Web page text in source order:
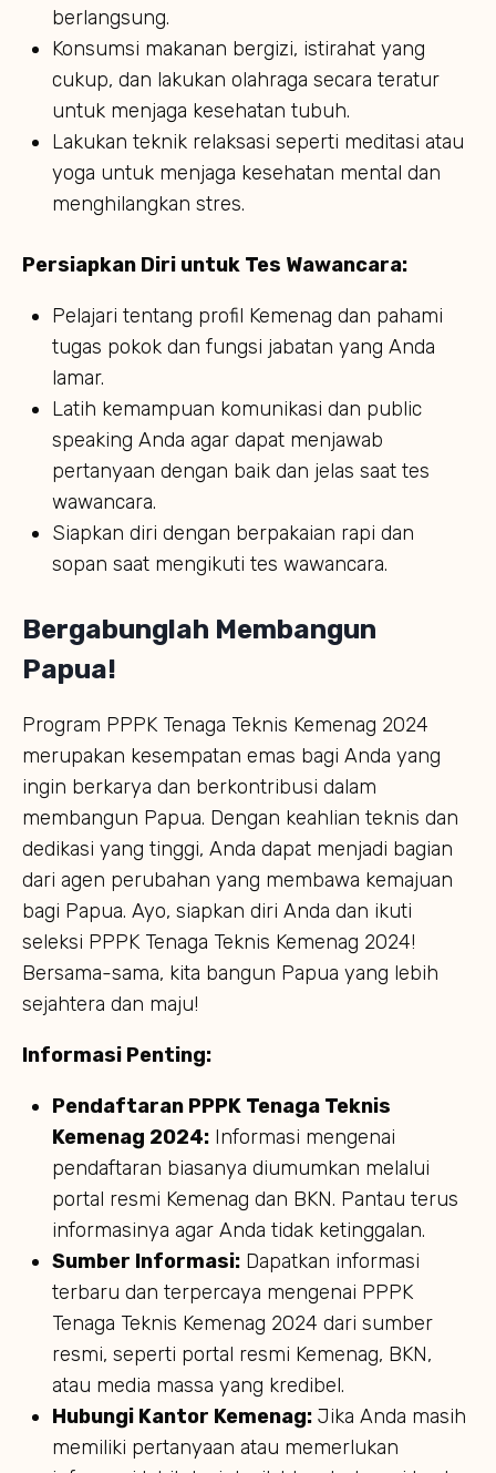
berlangsung.
Konsumsi makanan bergizi, istirahat yang
cukup, dan lakukan olahraga secara teratur
untuk menjaga kesehatan tubuh.
Lakukan teknik relaksasi seperti meditasi atau
yoga untuk menjaga kesehatan mental dan
menghilangkan stres.
Persiapkan Diri untuk Tes Wawancara:
Pelajari tentang profil Kemenag dan pahami
tugas pokok dan fungsi jabatan yang Anda
lamar.
Latih kemampuan komunikasi dan public
speaking Anda agar dapat menjawab
pertanyaan dengan baik dan jelas saat tes
wawancara.
Siapkan diri dengan berpakaian rapi dan
sopan saat mengikuti tes wawancara.
Bergabunglah Membangun
Papua!
Program PPPK Tenaga Teknis Kemenag 2024
merupakan kesempatan emas bagi Anda yang
ingin berkarya dan berkontribusi dalam
membangun Papua. Dengan keahlian teknis dan
dedikasi yang tinggi, Anda dapat menjadi bagian
dari agen perubahan yang membawa kemajuan
bagi Papua. Ayo, siapkan diri Anda dan ikuti
seleksi PPPK Tenaga Teknis Kemenag 2024!
Bersama-sama, kita bangun Papua yang lebih
sejahtera dan maju!
Informasi Penting:
Pendaftaran PPPK Tenaga Teknis
Kemenag 2024: Informasi mengenai
pendaftaran biasanya diumumkan melalui
portal resmi Kemenag dan BKN. Pantau terus
informasinya agar Anda tidak ketinggalan.
Sumber Informasi: Dapatkan informasi
terbaru dan terpercaya mengenai PPPK
Tenaga Teknis Kemenag 2024 dari sumber
resmi, seperti portal resmi Kemenag, BKN,
atau media massa yang kredibel.
Hubungi Kantor Kemenag: Jika Anda masih
memiliki pertanyaan atau memerlukan